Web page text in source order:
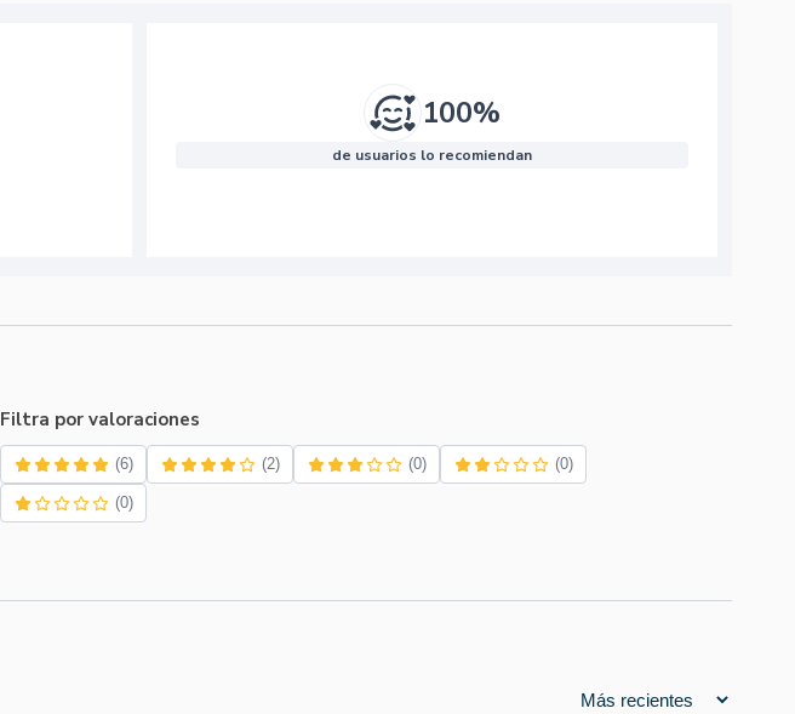
100%
de usuarios lo recomiendan
Filtra por valoraciones
(6) (2) (0) (0)
(0)